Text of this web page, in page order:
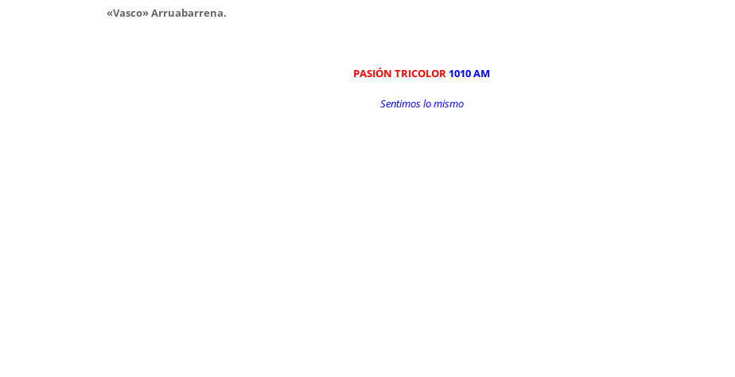
«Vasco» Arruabarrena.
PASIÓN TRICOLOR 1010 AM
Sentimos lo mismo